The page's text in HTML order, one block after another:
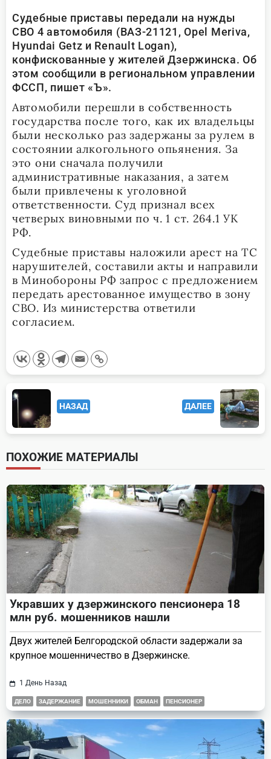
Судебные приставы передали на нужды
СВО 4 автомобиля (ВАЗ-21121, Opel Meriva,
Hyundai Getz и Renault Logan),
конфискованные у жителей Дзержинска. Об
этом сообщили в региональном управлении
ФССП, пишет «Ъ».
Автомобили перешли в собственность
государства после того, как их владельцы
были несколько раз задержаны за рулем в
состоянии алкогольного опьянения. За
это они сначала получили
административные наказания, а затем
были привлечены к уголовной
ответственности. Суд признал всех
четверых виновными по ч. 1 ст. 264.1 УК
РФ.
Судебные приставы наложили арест на ТС
нарушителей, составили акты и направили
в Минобороны РФ запрос с предложением
передать арестованное имущество в зону
СВО. Из министерства ответили
согласием.
<span
class="nav-
subtitle
screen-
reader-
text">Page</span>
НАЗАД ДАЛЕЕ
ПОХОЖИЕ МАТЕРИАЛЫ
Укравших у дзержинского пенсионера 18
млн руб. мошенников нашли
Двух жителей Белгородской области задержали за
крупное мошенничество в Дзержинске.
1 День Назад
ДЕЛО ЗАДЕРЖАНИЕ МОШЕННИКИ ОБМАН ПЕНСИОНЕР